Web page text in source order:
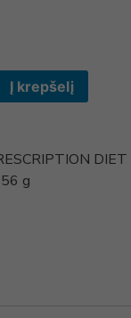
Į krepšelį
g